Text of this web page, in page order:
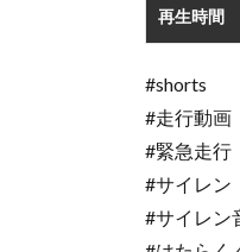
再生時間
#shorts
#走行動画
#緊急走行
#サイレン
#サイレン